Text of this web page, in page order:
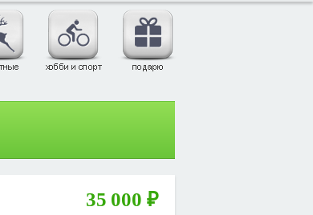
35 000 ₽